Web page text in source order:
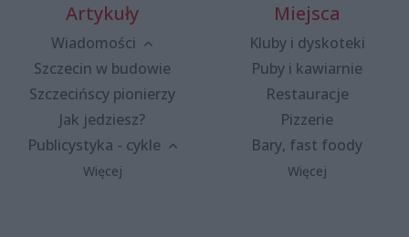
Artykuły
Wiadomości
Szczecin w budowie
Szczecińscy pionierzy
Jak jedziesz?
Publicystyka - cykle
Więcej
Miejsca
Kluby i dyskoteki
Puby i kawiarnie
Restauracje
Pizzerie
Bary, fast foody
Więcej